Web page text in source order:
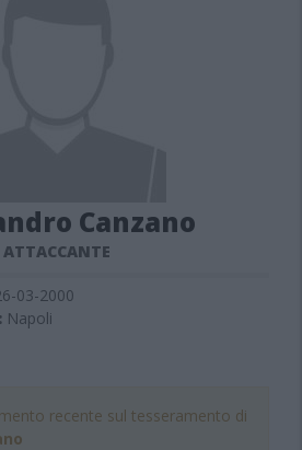
Canzano
ATTACCANTE
03-2000
Napoli
recente sul tesseramento di